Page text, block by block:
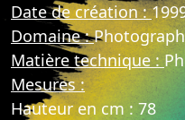
Date de création :
Domaine :
Matière technique :
Mesures :
Hauteur en cm : 78